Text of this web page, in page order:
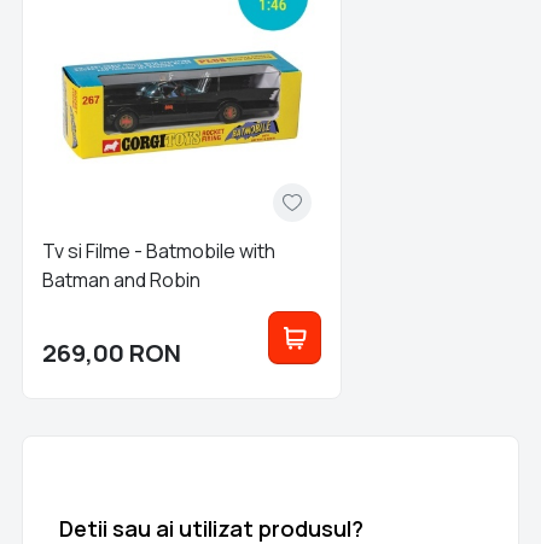
Tv si Filme - Batmobile with
Batman and Robin
269,00 RON
Detii sau ai utilizat produsul?